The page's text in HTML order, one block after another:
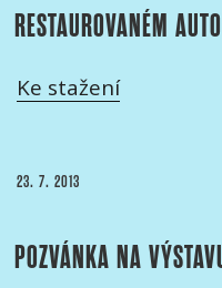
RESTAUROVANÉM
Ke stažení
PUBLIKOVÁNO
23. 7. 2013
POZVÁNKA NA